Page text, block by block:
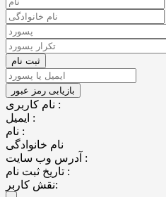
نام کاربری :
ایمیل :
نام :
نام خانوادگی
آدرس وب سایت :
تاریخ ثبت نام :
نقش کاربر: